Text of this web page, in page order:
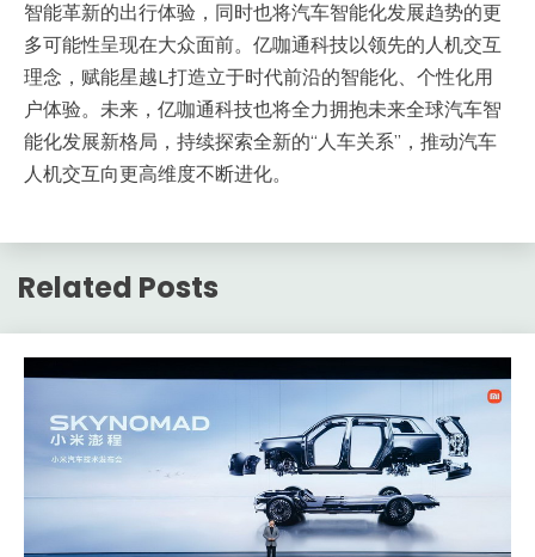
智能革新的出行体验，同时也将汽车智能化发展趋势的更
多可能性呈现在大众面前。亿咖通科技以领先的人机交互
理念，赋能星越L打造立于时代前沿的智能化、个性化用
户体验。未来，亿咖通科技也将全力拥抱未来全球汽车智
能化发展新格局，持续探索全新的“人车关系”，推动汽车
人机交互向更高维度不断进化。
Related Posts